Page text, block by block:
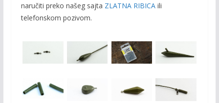
naručiti preko našeg sajta ZLATNA RIBICA ili
telefonskom pozivom.